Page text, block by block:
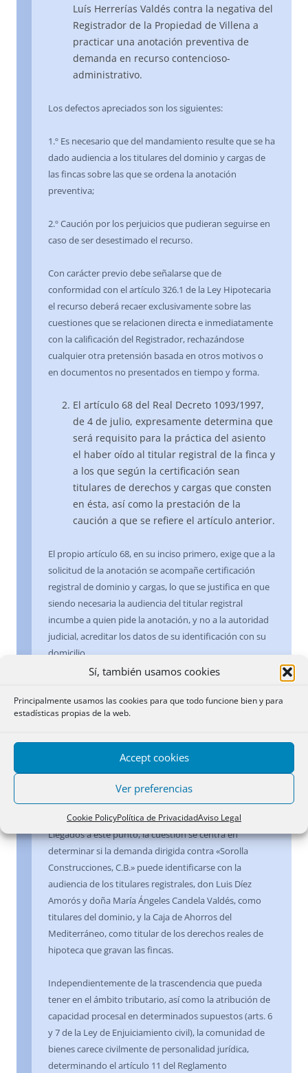
Sí, también usamos cookies
Principalmente usamos las cookies para que todo funcione bien y para
estadísticas propias de la web.
Accept cookies
Ver preferencias
Cookie PolicyPolítica de PrivacidadAviso Legal
Luís Herrerías Valdés contra la negativa del
Registrador de la Propiedad de Villena a
practicar una anotación preventiva de
demanda en recurso contencioso-
administrativo.
Los defectos apreciados son los siguientes:
1.º Es necesario que del mandamiento resulte que se ha
dado audiencia a los titulares del dominio y cargas de
las fincas sobre las que se ordena la anotación
preventiva;
2.º Caución por los perjuicios que pudieran seguirse en
caso de ser desestimado el recurso.
Con carácter previo debe señalarse que de
conformidad con el artículo 326.1 de la Ley Hipotecaria
el recurso deberá recaer exclusivamente sobre las
cuestiones que se relacionen directa e inmediatamente
con la calificación del Registrador, rechazándose
cualquier otra pretensión basada en otros motivos o
en documentos no presentados en tiempo y forma.
El artículo 68 del Real Decreto 1093/1997,
de 4 de julio, expresamente determina que
será requisito para la práctica del asiento
el haber oído al titular registral de la finca y
a los que según la certificación sean
titulares de derechos y cargas que consten
en ésta, así como la prestación de la
caución a que se refiere el artículo anterior.
El propio artículo 68, en su inciso primero, exige que a la
solicitud de la anotación se acompañe certificación
registral de dominio y cargas, lo que se justifica en que
siendo necesaria la audiencia del titular registral
incumbe a quien pide la anotación, y no a la autoridad
judicial, acreditar los datos de su identificación con su
domicilio.
titular del dominio, sino también de los titulares de
derechos y cargas que pudieran quedar afectados por
subsistencia del mismo bien inscrito, como ocurriría,
licencia, (Cfr. Sentencias del Tribunal Constitucional de
20 de abril de 1988 y 12 de noviembre de 1990).
Llegados a este punto, la cuestión se centra en
determinar si la demanda dirigida contra «Sorolla
Construcciones, C.B.» puede identificarse con la
audiencia de los titulares registrales, don Luis Díez
Amorós y doña María Ángeles Candela Valdés, como
titulares del dominio, y la Caja de Ahorros del
Mediterráneo, como titular de los derechos reales de
hipoteca que gravan las fincas.
Independientemente de la trascendencia que pueda
tener en el ámbito tributario, así como la atribución de
capacidad procesal en determinados supuestos (arts. 6
y 7 de la Ley de Enjuiciamiento civil), la comunidad de
bienes carece civilmente de personalidad jurídica,
determinando el artículo 11 del Reglamento